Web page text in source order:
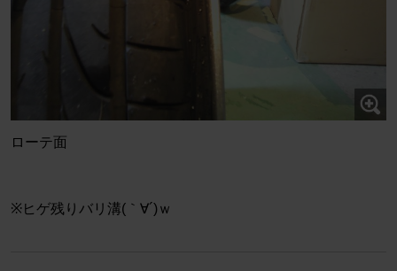
ローテ面
※ヒゲ残りバリ溝(｀∀´)ｗ